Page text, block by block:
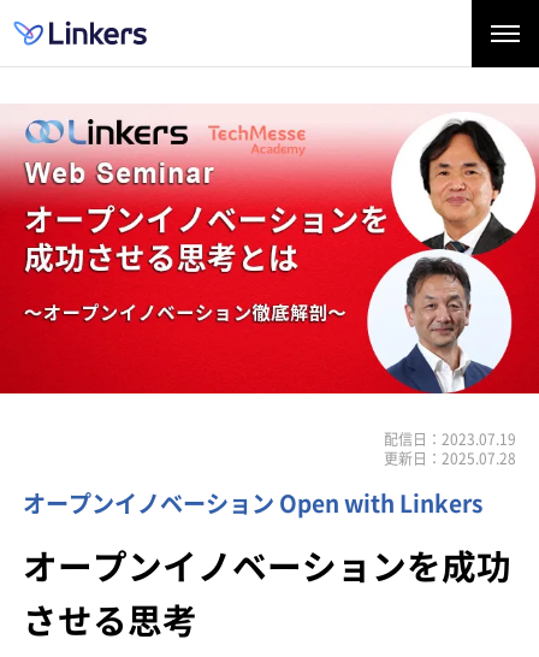
配信日：2023.07.19
更新日：2025.07.28
オープンイノベーション Open with Linkers
オープンイノベーションを成功
させる思考